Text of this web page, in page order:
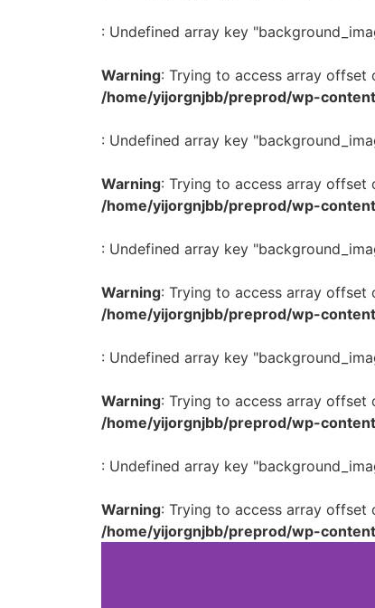
: Undefined array key
Warning: Trying to access array offset
/home/yijorgnjbb/preprod/wp-
: Undefined array key
Warning: Trying to access array offset
/home/yijorgnjbb/preprod/wp-
: Undefined array key
Warning: Trying to access array offset
/home/yijorgnjbb/preprod/wp-
: Undefined array key
Warning: Trying to access array offset
/home/yijorgnjbb/preprod/wp-
: Undefined array key
Warning: Trying to access array offset
/home/yijorgnjbb/preprod/wp-